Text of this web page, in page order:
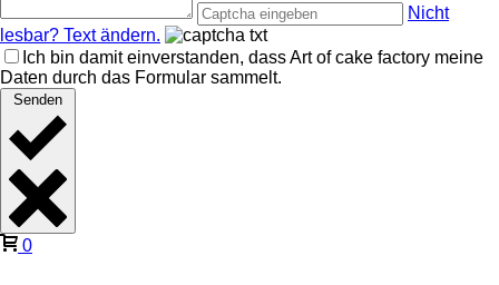
Nicht
lesbar? Text ändern.
Ich bin damit einverstanden, dass Art of cake factory meine
Daten durch das Formular sammelt.
Senden
0